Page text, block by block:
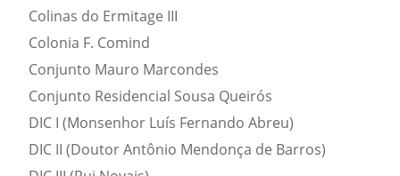
Colinas do Ermitage III
Colonia F. Comind
Conjunto Mauro Marcondes
Conjunto Residencial Sousa Queirós
DIC I (Monsenhor Luís Fernando Abreu)
DIC II (Doutor Antônio Mendonça de Barros)